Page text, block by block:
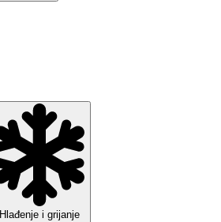
Hlađenje i grijanje